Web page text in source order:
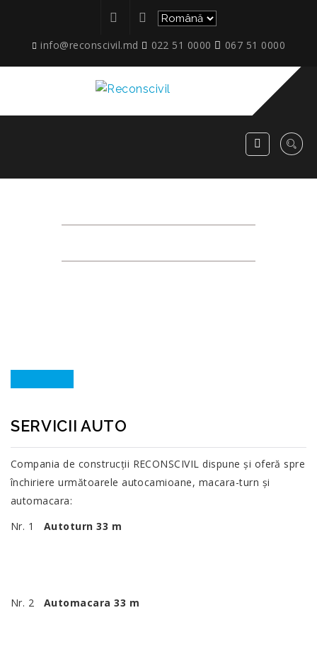
info@reconscivil.md 022 51 0000 067 51 0000
17
SERVICII AUTO
Compania de construcții RECONSCIVIL dispune și oferă spre
închiriere următoarele autocamioane, macara-turn și
automacara:
Nr. 1 Autoturn 33 m
Nr. 2 Automacara 33 m